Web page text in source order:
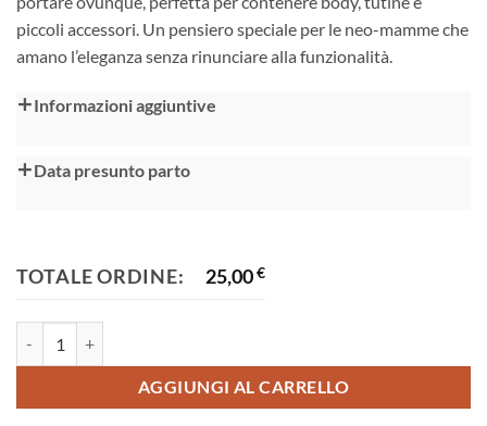
piccoli accessori. Un pensiero speciale per le neo-mamme che
amano l’eleganza senza rinunciare alla funzionalità.
Informazioni aggiuntive
Data presunto parto
TOTALE ORDINE: 25,00€
AGGIUNGI AL CARRELLO
Alternative: